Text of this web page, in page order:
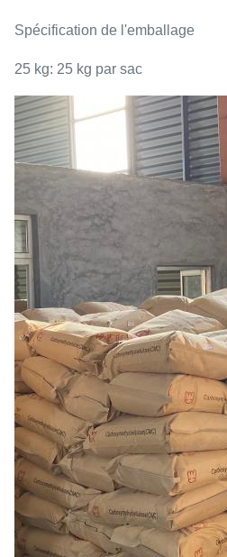
Spécification de l'emballage
25 kg: 25 kg par sac